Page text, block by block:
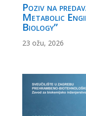
Poziv na
Metabolic
Biology”
23 ožu, 2026